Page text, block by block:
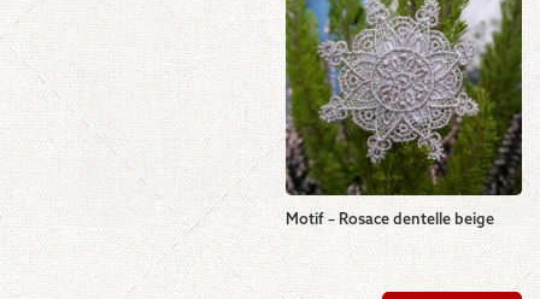
Motif – Rosace dentelle beige